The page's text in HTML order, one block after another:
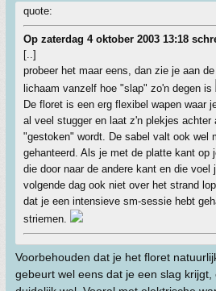
quote:
Op zaterdag 4 oktober 2003 13:18
[..]
probeer het maar eens, dan zie je aan
lichaam vanzelf hoe "slap" zo'n degen is
De floret is een erg flexibel wapen waar
al veel stugger en laat z'n plekjes achter
"gestoken" wordt. De sabel valt ook wel
gehanteerd. Als je met de platte kant op
die door naar de andere kant en die voel
volgende dag ook niet over het strand
dat je een intensieve sm-sessie hebt
striemen.
Voorbehouden dat je het floret
gebeurt wel eens dat je een slag